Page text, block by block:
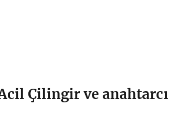
Çilingir ve anahtarcı